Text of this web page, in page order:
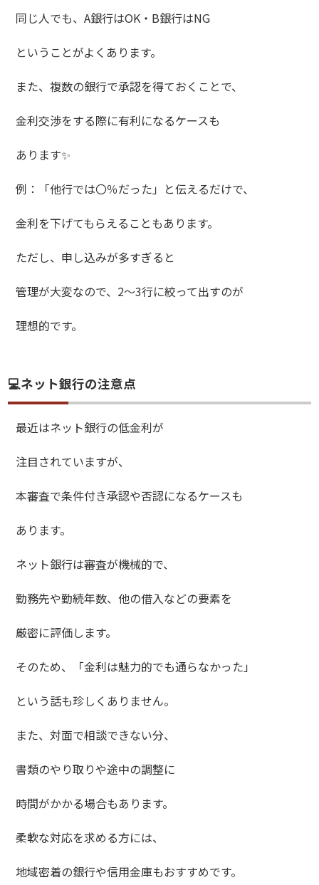
同じ人でも、A銀行はOK・B銀行はNG
ということがよくあります。
また、複数の銀行で承認を得ておくことで、
金利交渉をする際に有利になるケースも
あります✨
例：「他行では〇％だった」と伝えるだけで、
金利を下げてもらえることもあります。
ただし、申し込みが多すぎると
管理が大変なので、2〜3行に絞って出すのが
理想的です。
💻ネット銀行の注意点
最近はネット銀行の低金利が
注目されていますが、
本審査で条件付き承認や否認になるケースも
あります。
ネット銀行は審査が機械的で、
勤務先や勤続年数、他の借入などの要素を
厳密に評価します。
そのため、「金利は魅力的でも通らなかった」
という話も珍しくありません。
また、対面で相談できない分、
書類のやり取りや途中の調整に
時間がかかる場合もあります。
柔軟な対応を求める方には、
地域密着の銀行や信用金庫もおすすめです。